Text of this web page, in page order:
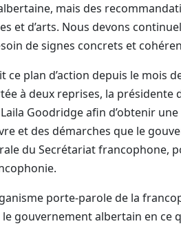
mais des
et d’arts. Nous devons
de signes concrets et
ce plan d’action depuis le
à deux reprises, la présidente
Goodridge afin d’obtenir
et des démarches que le
du Secrétariat francophone,
porte-parole de la
le gouvernement albertain en ce